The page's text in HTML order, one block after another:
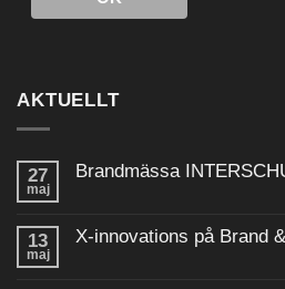
AKTUELLT
27
maj
Brandmässa
Brandmässa
13
maj
X‑innovations på Brand